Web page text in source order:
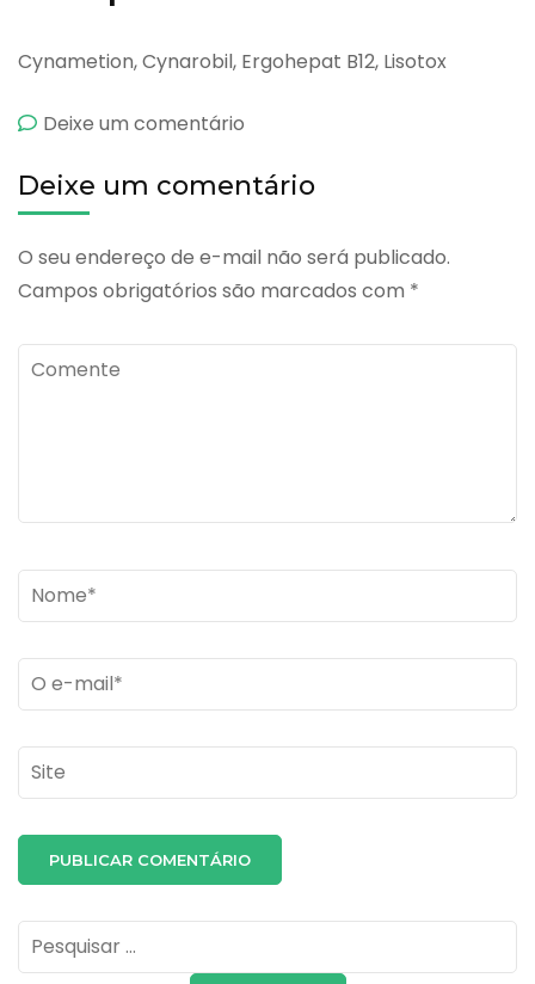
Cynametion, Cynarobil, Ergohepat B12, Lisotox
Deixe um comentário
Deixe um comentário
O seu endereço de e-mail não será publicado.
Campos obrigatórios são marcados com *
Comente
Name*
Email *
Site
Pesquisar
por: